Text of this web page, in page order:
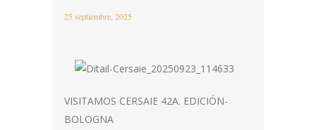
25 septiembre, 2025
VISITAMOS CERSAIE 42A. EDICIÓN-
BOLOGNA